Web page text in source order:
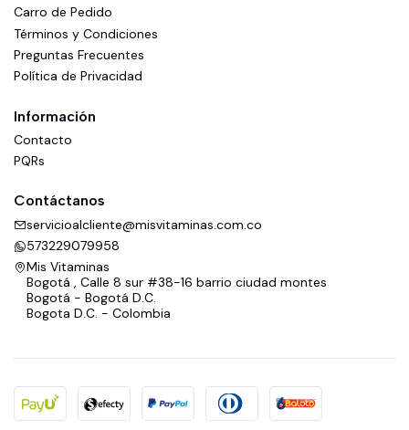
Carro de Pedido
Términos y Condiciones
Preguntas Frecuentes
Política de Privacidad
Información
Contacto
PQRs
Contáctanos
servicioalcliente@misvitaminas.com.co
573229079958
Mis Vitaminas
Bogotá , Calle 8 sur #38-16 barrio ciudad montes
Bogotá - Bogotá D.C.
Bogota D.C. - Colombia